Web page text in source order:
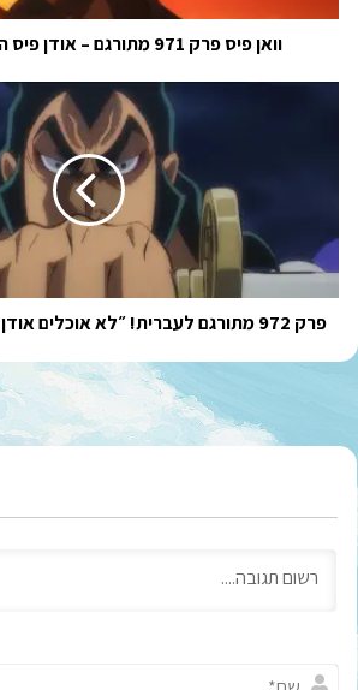
הולך
ומתחמם~וואן פיס פרק 971 מתורגם – אודן פיס הולך ומתחמם~
אודן
אם
הוא
לא
״
פרק 972 מתורגם לעברית! ״לא אוכלים אודן אם הוא לא רותח~!״